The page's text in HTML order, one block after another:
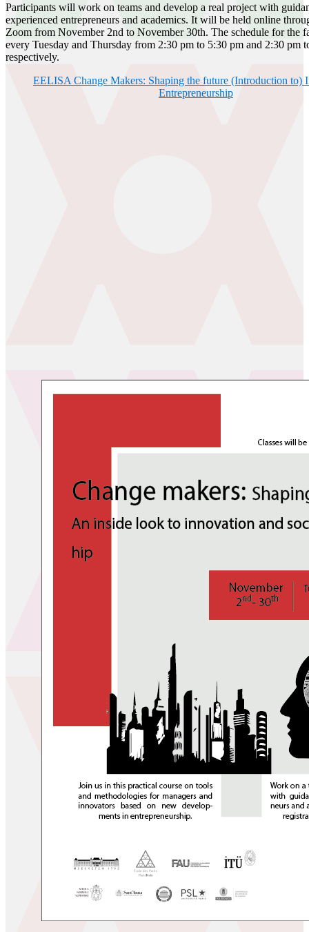
Participants will work on teams and develop a real project with
experienced entrepreneurs and academics. It will be held online
Zoom from November 2nd to November 30th. The schedule for the
every Tuesday and Thursday from 2:30 pm to 5:30 pm and 2:30 pm
respectively.
EELISA Change Makers: Shaping the future (Introduction to)
Entrepreneurship